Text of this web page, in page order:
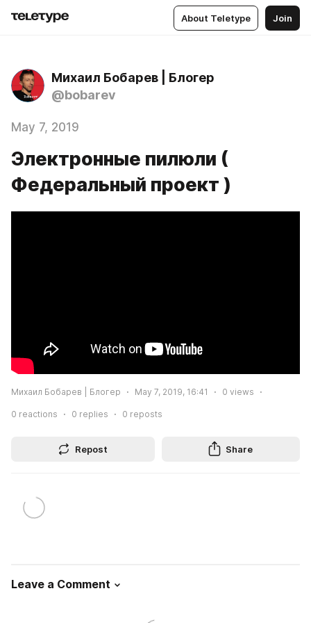
About Teletype Join
Михаил Бобарев | Блогер
@bobarev
May 7, 2019
Электронные пилюли (
Федеральный проект )
Михаил Бобарев | Блогер May 7, 2019, 16:41 0 views
0 reactions 0 replies 0 reposts
Repost Share
Leave a Comment